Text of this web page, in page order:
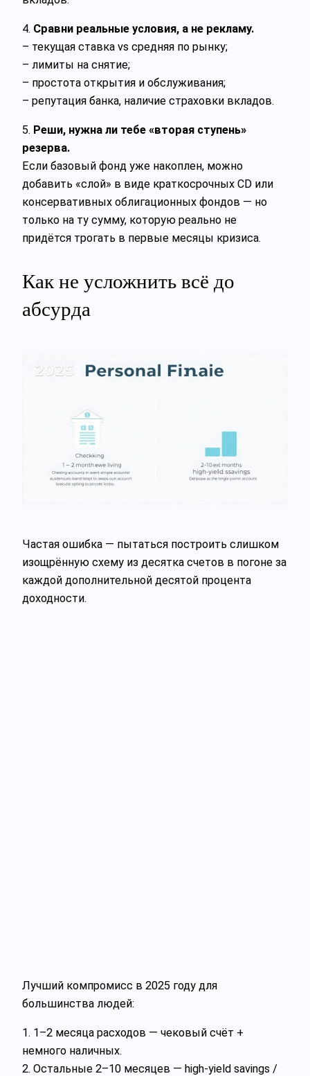
4. Сравни реальные условия, а не рекламу.
– текущая ставка vs средняя по рынку;
– лимиты на снятие;
– простота открытия и обслуживания;
– репутация банка, наличие страховки вкладов.
5. Реши, нужна ли тебе «вторая ступень»
резерва.
Если базовый фонд уже накоплен, можно
добавить «слой» в виде краткосрочных CD или
консервативных облигационных фондов — но
только на ту сумму, которую реально не
придётся трогать в первые месяцы кризиса.
Как не усложнить всё до
абсурда
Частая ошибка — пытаться построить слишком
изощрённую схему из десятка счетов в погоне за
каждой дополнительной десятой процента
доходности.
Лучший компромисс в 2025 году для
большинства людей:
1. 1–2 месяца расходов — чековый счёт +
немного наличных.
2. Остальные 2–10 месяцев — high‑yield savings /